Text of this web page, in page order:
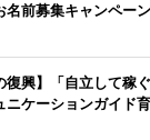
前募集キャンペー
復興】「自立して稼
ニケーションガイド